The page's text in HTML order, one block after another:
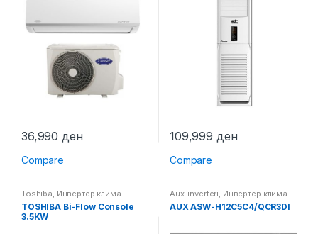
36,990 ден
Compare
109,999 ден
Compare
Toshiba, Инвертер клима
уреди,Клима уреди
TOSHIBA Bi-Flow Console
3.5KW
Aux-inverteri, Инвертер клима
уреди,Клима уреди
AUX ASW-H12C5C4/QCR3DI